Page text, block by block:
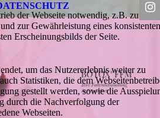
der Webseite notwendig, z.B. zum
zur Gewährleistung eines konsistenten
Erscheinungsbilds der Seite.
um das Nutzererlebnis weiter zu
Statistiken, die dem
gestellt werden, sowie die
durch die Nachverfolgung der
Webseiten.